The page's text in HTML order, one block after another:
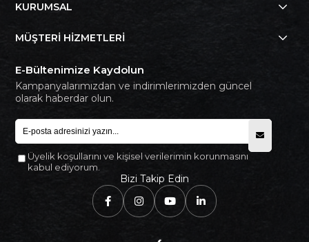
KURUMSAL
MÜŞTERİ HİZMETLERİ
E-Bültenimize Kaydolun
Kampanyalarımızdan ve indirimlerimizden güncel
olarak haberdar olun.
Üyelik koşullarını ve kişisel verilerimin korunmasını
kabul ediyorum.
Bizi Takip Edin